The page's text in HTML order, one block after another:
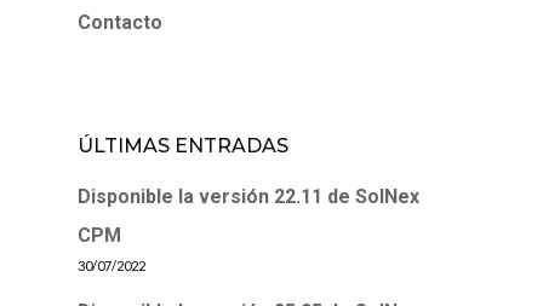
Contacto
ÚLTIMAS ENTRADAS
Disponible la versión 22.11 de SolNex
CPM
30/07/2022